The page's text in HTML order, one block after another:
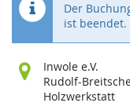
Der
ist beendet.
Wo
findet
diese
Inwole e.V.
Rudolf-
Holzwerkstatt